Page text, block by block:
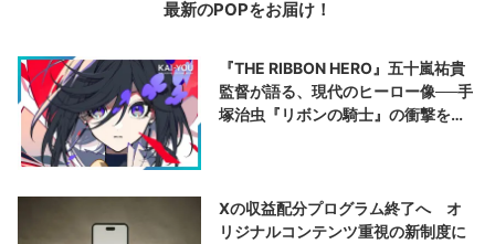
最新のPOPをお届け！
『THE RIBBON HERO』五十嵐祐貴
監督が語る、現代のヒーロー像──手
塚治虫『リボンの騎士』の衝撃を再
Xの収益配分プログラム終了へ オ
リジナルコンテンツ重視の新制度に